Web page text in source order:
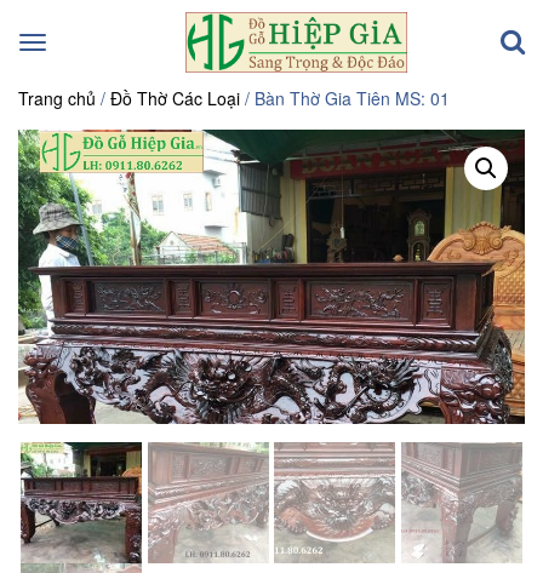
Toggle
Trang chủ / Đồ Thờ Các Loại / Bàn Thờ Gia Tiên MS: 01